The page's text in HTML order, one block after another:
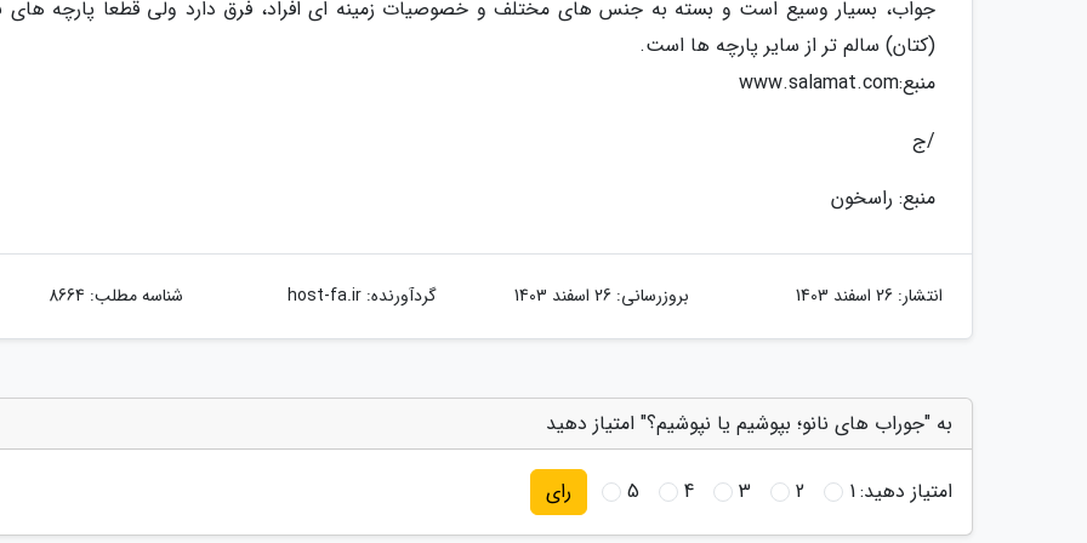
جواب، بسیار وسیع است و بسته به جنس های مختلف و خصوصیات زمینه ای افراد، فرق دارد ولی قطعا پارچه
(کتان) سالم تر از سایر پارچه ها است.
منبع:www.salamat.com
/ج
منبع: راسخون
انتشار: 26 اسفند 1403 بروزرسانی: 26 اسفند 1403 گردآورنده:host-fa.ir شناسه مطلب: 8664
به "جوراب های نانو؛ بپوشیم یا نپوشیم؟" امتیاز دهید
امتیاز دهید:1
2
3
4
5 رای